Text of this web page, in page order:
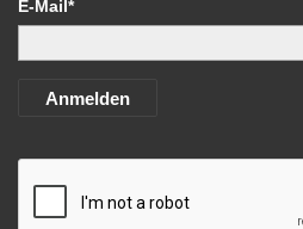
E-Mail*
Anmelden